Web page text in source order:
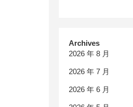
Archives
2026 年 8 月
2026 年 7 月
2026 年 6 月